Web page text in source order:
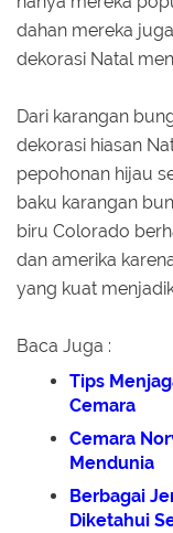
dahan mereka
dekorasi Natal
Dari karangan
dekorasi hiasan
pepohonan hijau
baku karangan
biru Colorado
dan amerika
yang kuat
Baca Juga :
Tips
Cemara
Cemara
Mendunia
Berbagai
Diketahui